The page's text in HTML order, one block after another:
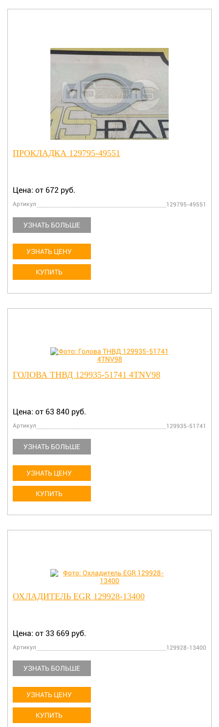
ПРОКЛАДКА 129795-49551
Цена: от 672 руб.
Артикул 129795-49551
УЗНАТЬ БОЛЬШЕ
УЗНАТЬ ЦЕНУ
КУПИТЬ
ГОЛОВА ТНВД 129935-51741 4TNV98
Цена: от 63 840 руб.
Артикул 129935-51741
УЗНАТЬ БОЛЬШЕ
УЗНАТЬ ЦЕНУ
КУПИТЬ
ОХЛАДИТЕЛЬ EGR 129928-13400
Цена: от 33 669 руб.
Артикул 129928-13400
УЗНАТЬ БОЛЬШЕ
УЗНАТЬ ЦЕНУ
КУПИТЬ